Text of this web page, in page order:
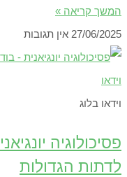
המשך קריאה »
27/06/2025 אין תגובות
וידאו בלוג
פסיכולוגיה
לדתות הגדולות